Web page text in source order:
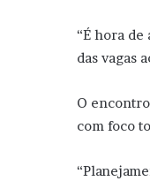
“É hora
das vagas
O
com foco